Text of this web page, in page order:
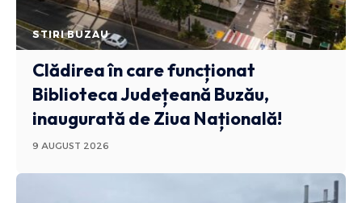
STIRI BUZAU
Clădirea în care funcționat
Biblioteca Județeană Buzău,
inaugurată de Ziua Națională!
9 AUGUST 2026